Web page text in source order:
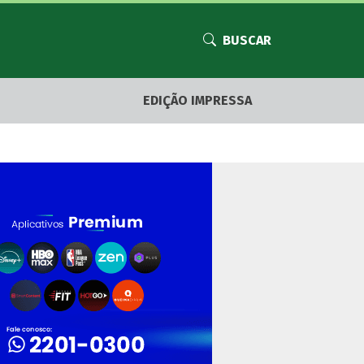
BUSCAR
EDIÇÃO IMPRESSA